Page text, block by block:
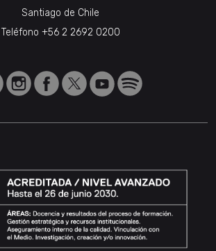
Santiago de Chile
Teléfono +56 2 2692 0200